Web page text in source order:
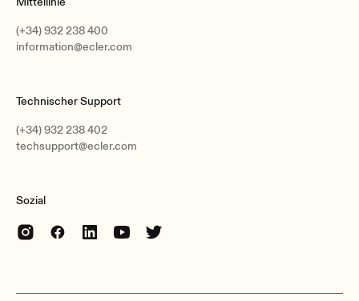
(+34) 932 238 400
information@ecler.com
Technischer Support
(+34) 932 238 402
techsupport@ecler.com
Sozial